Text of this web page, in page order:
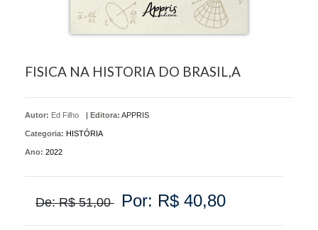
FISICA NA HISTORIA DO BRASIL,A
Autor: Ed Filho | Editora: APPRIS
Categoria: HISTÓRIA
Ano: 2022
De: R$ 51,00 Por: R$ 40,80